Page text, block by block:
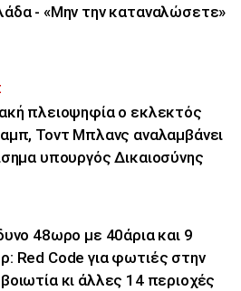
- «Μην την καταναλώσετε»
πλειοψηφία ο εκλεκτός
Τοντ Μπλανς αναλαμβάνει
υπουργός Δικαιοσύνης
48ωρο με 40άρια και 9
Red Code για φωτιές στην
κι άλλες 14 περιοχές